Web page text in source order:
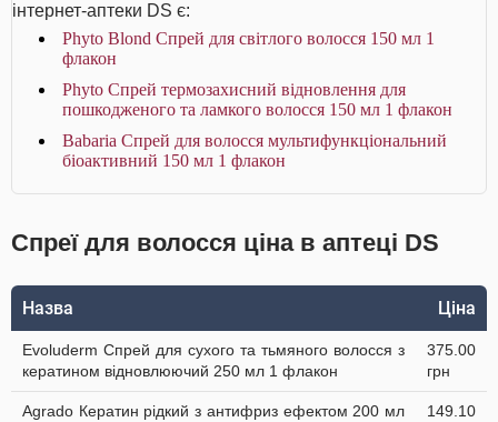
інтернет-аптеки DS є:
Phyto Blond Спрей для світлого волосся 150 мл 1
флакон
Phyto Спрей термозахисний відновлення для
пошкодженого та ламкого волосся 150 мл 1 флакон
Babaria Спрей для волосся мультифункціональний
біоактивний 150 мл 1 флакон
Спреї для волосся ціна в аптеці DS
Назва Ціна
Evoluderm Спрей для сухого та тьмяного волосся з
кератином відновлюючий 250 мл 1 флакон
375.00
грн
Agrado Кератин рідкий з антифриз ефектом 200 мл
149.10